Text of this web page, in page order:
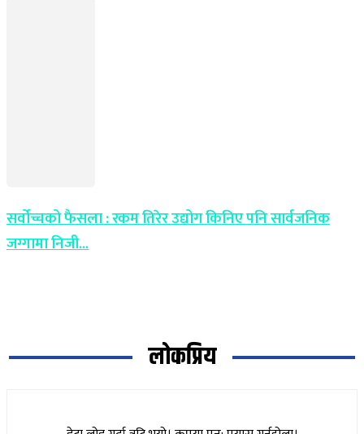
सर्वोच्चको फैसला : रकम तिरेर उद्योग किनिए पनि सार्वजनिक
जग्गामा निजी...
लोकप्रिय